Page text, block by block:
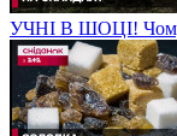
УЧНІ В ШОЦІ! Чому